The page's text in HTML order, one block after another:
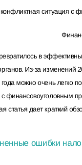
в
Из-­за изменений
можно очень легко
финансово­уголовным
статья дает краткий
ошибки